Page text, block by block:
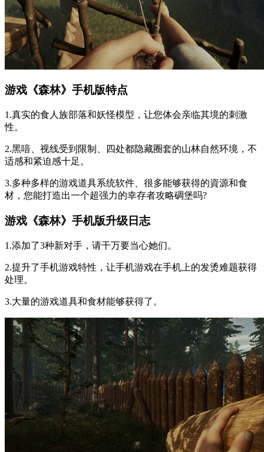
游戏《森林》手机版特点
1.真实的食人族部落和妖怪模型，让您体会亲临其境的刺激
性。
2.黑喑、视线受到限制、四处都隐藏圈套的山林自然环境，不
适感和紧迫感十足。
3.多种多样的游戏道具系统软件、很多能够获得的資源和食
材，您能打造出一个超强力的幸存者攻略碉堡吗?
游戏《森林》手机版升级日志
1.添加了3种新对手，请干万要当心她们。
2.提升了手机游戏特性，让手机游戏在手机上的发烫难题获得
处理。
3.大量的游戏道具和食材能够获得了。